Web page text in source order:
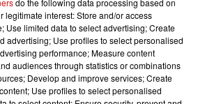
et de téléphone.
la préfecture du Bas-Rhin vous
de comportements suivants
Limitez votre vitesse sur
particulier si vous conduisez un
do the following data processing based on
legitimate interest: Store and/or access
Use limited data to select advertising; Create
advertising; Use profiles to select personalised
performance; Measure content
audiences through statistics or combinations
Develop and improve services; Create
Use profiles to select personalised